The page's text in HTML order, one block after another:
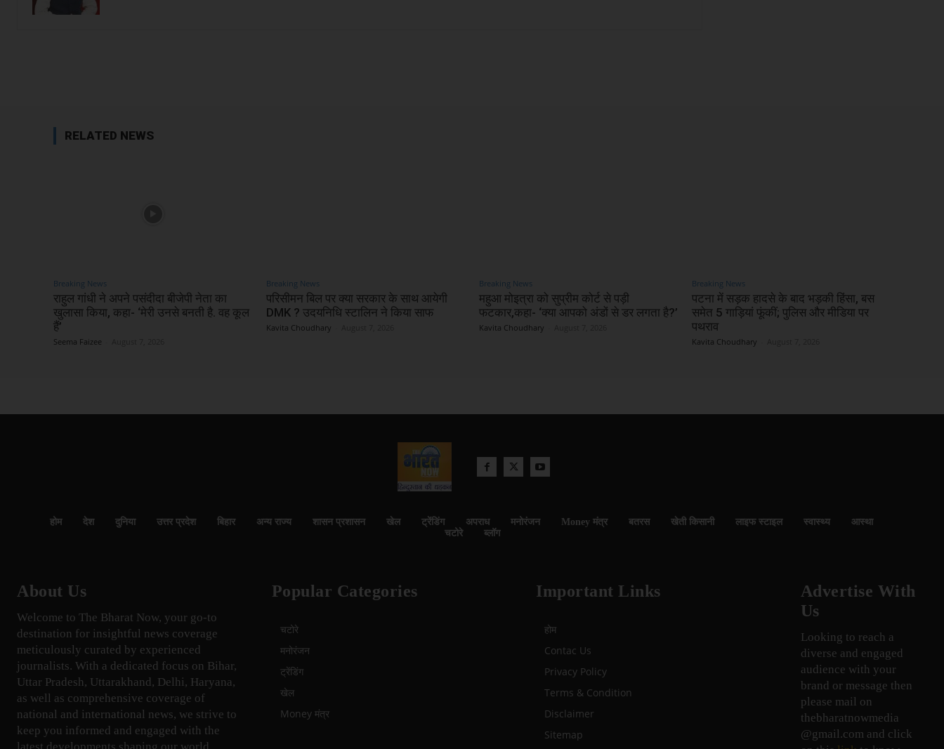
RELATED NEWS
Breaking News
राहुल गांधी ने अपने पसंदीदा बीजेपी नेता का
खुलासा किया, कहा- ‘मेरी उनसे बनती है. वह कूल
हैं’
Seema Faizee
Breaking News
परिसीमन बिल पर क्या सरकार के साथ आयेगी
DMK ? उदयनिधि स्टालिन ने किया साफ
Kavita Choudhary
Breaking News
महुआ मोइत्रा को सुप्रीम कोर्ट से पड़ी
फटकार,कहा- ‘क्या आपको अंडों से डर लगता है?’
Kavita Choudhary
Breaking News
पटना में सड़क हादसे के बाद भड़की हिंसा, बस
समेत 5 गाड़ियां फूंकीं; पुलिस और मीडिया पर
पथराव
Kavita Choudhary
होम देश दुनिया उत्तर प्रदेश बिहार अन्य राज्य शासन प्रशासन खेल ट्रेंडिंग अपराध मनोरंजन Money मंत्र बतरस खेती किसानी लाइफ स्टाइल स्वास्थ्य
आस्था
चटोरे
ब्लॉग
About Us
Welcome to The Bharat Now, your go-to
destination for insightful news coverage
meticulously curated by experienced
journalists. With a dedicated focus on Bihar,
Uttar Pradesh, Uttarakhand, Delhi, Haryana,
as well as comprehensive coverage of
national and international news, we strive to
keep you informed and engaged with the
Popular Categories
चटोरे
मनोरंजन
ट्रेंडिंग
खेल
Money मंत्र
Important Links
होम
Contac Us
Privacy Policy
Terms & Condition
Disclaimer
Sitemap
Advertise With
Us
Looking to reach a
diverse and engaged
audience with your
brand or message then
please mail on
thebharatnowmedia
@gmail.com and click